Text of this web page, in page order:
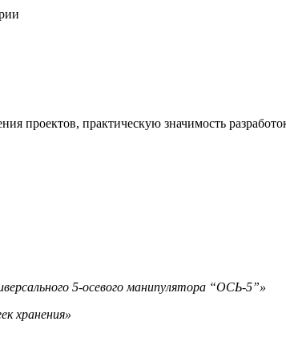
проектов, практическую значимость
5-осевого манипулятора “ОСЬ-5”»
хранения»